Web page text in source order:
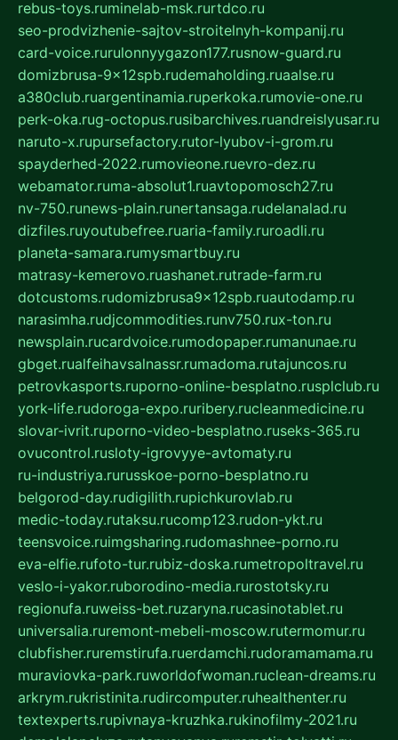
rebus-toys.ruminelab-msk.rurtdco.ru
seo-prodvizhenie-sajtov-stroitelnyh-kompanij.ru
card-voice.rurulonnyygazon177.rusnow-guard.ru
domizbrusa-9x12spb.rudemaholding.ruaalse.ru
a380club.ruargentinamia.ruperkoka.rumovie-one.ru
perk-oka.rug-octopus.rusibarchives.ruandreislyusar.ru
naruto-x.rupursefactory.rutor-lyubov-i-grom.ru
spayderhed-2022.rumovieone.ruevro-dez.ru
webamator.ruma-absolut1.ruavtopomosch27.ru
nv-750.runews-plain.runertansaga.rudelanalad.ru
dizfiles.ruyoutubefree.ruaria-family.ruroadli.ru
planeta-samara.rumysmartbuy.ru
matrasy-kemerovo.ruashanet.rutrade-farm.ru
dotcustoms.rudomizbrusa9x12spb.ruautodamp.ru
narasimha.rudjcommodities.runv750.rux-ton.ru
newsplain.rucardvoice.rumodopaper.rumanunae.ru
gbget.rualfeihavsalnassr.rumadoma.rutajuncos.ru
petrovkasports.ruporno-online-besplatno.rusplclub.ru
york-life.rudoroga-expo.ruribery.rucleanmedicine.ru
slovar-ivrit.ruporno-video-besplatno.ruseks-365.ru
ovucontrol.rusloty-igrovyye-avtomaty.ru
ru-industriya.rurusskoe-porno-besplatno.ru
belgorod-day.rudigilith.rupichkurovlab.ru
medic-today.rutaksu.rucomp123.rudon-ykt.ru
teensvoice.ruimgsharing.rudomashnee-porno.ru
eva-elfie.rufoto-tur.rubiz-doska.rumetropoltravel.ru
veslo-i-yakor.ruborodino-media.rurostotsky.ru
regionufa.ruweiss-bet.ruzaryna.rucasinotablet.ru
universalia.ruremont-mebeli-moscow.rutermomur.ru
clubfisher.ruremstirufa.ruerdamchi.rudoramamama.ru
muraviovka-park.ruworldofwoman.ruclean-dreams.ru
arkrym.rukristinita.rudircomputer.ruhealthenter.ru
textexperts.rupivnaya-kruzhka.rukinofilmy-2021.ru